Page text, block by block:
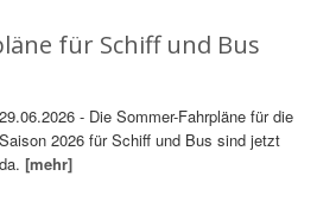
für Schiff und Bus
29.06.2026 - Die Sommer-Fahrpläne für die
Saison 2026 für Schiff und Bus sind jetzt
da.[mehr]